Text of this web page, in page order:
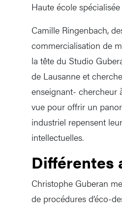
Haute école
Camille Ringenbach,
commercialisation de
la tête du Studio
de Lausanne et
enseignant- chercheur
vue pour offrir un
industriel repensent
intellectuelles.
Différentes
Christophe Guberan
de procédures d’éco-